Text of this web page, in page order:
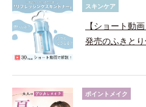
スキンケア
【ショート動
発売のふきと
ポイントメイク